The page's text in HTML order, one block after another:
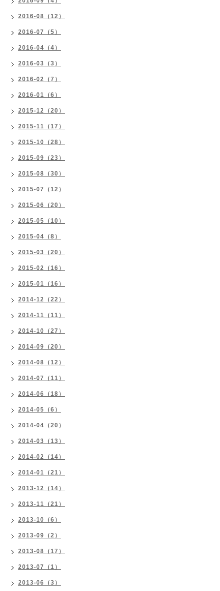
2016-08（12）
2016-07（5）
2016-04（4）
2016-03（3）
2016-02（7）
2016-01（6）
2015-12（20）
2015-11（17）
2015-10（28）
2015-09（23）
2015-08（30）
2015-07（12）
2015-06（20）
2015-05（10）
2015-04（8）
2015-03（20）
2015-02（16）
2015-01（16）
2014-12（22）
2014-11（11）
2014-10（27）
2014-09（20）
2014-08（12）
2014-07（11）
2014-06（18）
2014-05（6）
2014-04（20）
2014-03（13）
2014-02（14）
2014-01（21）
2013-12（14）
2013-11（21）
2013-10（6）
2013-09（2）
2013-08（17）
2013-07（1）
2013-06（3）